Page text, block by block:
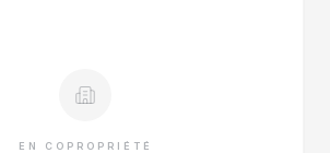
EN COPROPRIÉTÉ